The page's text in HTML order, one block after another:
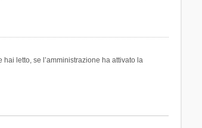
letto, se l’amministrazione ha attivato la